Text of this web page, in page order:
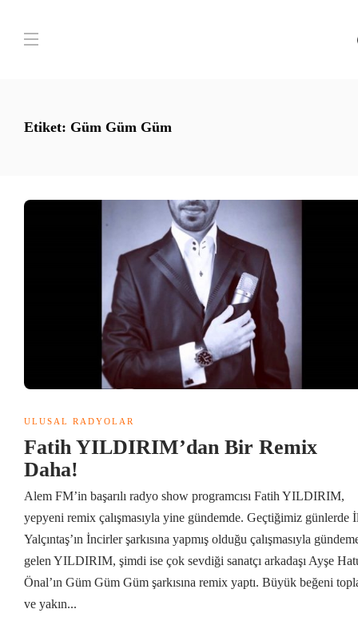
Etiket: Güm Güm Güm
ULUSAL RADYOLAR
Fatih YILDIRIM’dan Bir Remix
Daha!
Alem FM’in başarılı radyo show programcısı Fatih YILDIRIM,
yepyeni remix çalışmasıyla yine gündemde. Geçtiğimiz günlerde
Yalçıntaş’ın İncirler şarkısına yapmış olduğu çalışmasıyla
gelen YILDIRIM, şimdi ise çok sevdiği sanatçı arkadaşı Ayşe
Önal’ın Güm Güm Güm şarkısına remix yaptı. Büyük beğeni
ve yakın...